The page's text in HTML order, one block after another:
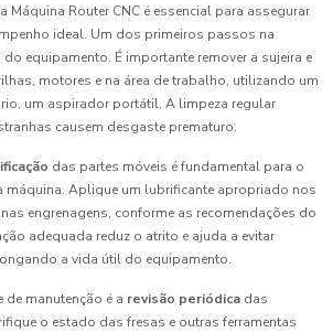
Máquina Router CNC é essencial para assegurar
ideal. Um dos primeiros passos na
equipamento. É importante remover a sujeira e
motores e na área de trabalho, utilizando um
um aspirador portátil. A limpeza regular
causem desgaste prematuro.
das partes móveis é fundamental para o
máquina. Aplique um lubrificante apropriado nos
engrenagens, conforme as recomendações do
adequada reduz o atrito e ajuda a evitar
a vida útil do equipamento.
manutenção é a revisão periódica das
o estado das fresas e outras ferramentas